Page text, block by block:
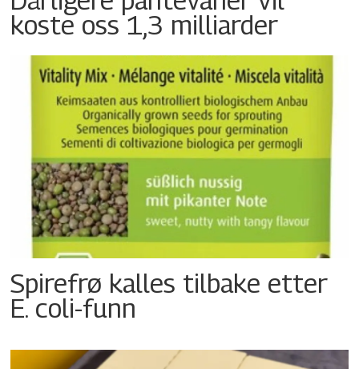
koste oss 1,3 milliarder
Spirefrø kalles tilbake etter
E. coli-funn